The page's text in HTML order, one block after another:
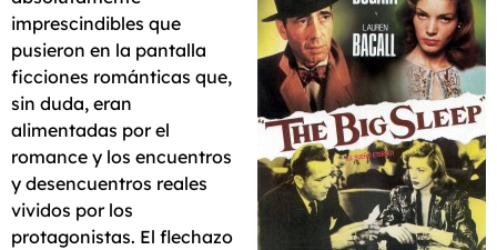
imprescindibles que
pusieron en la pantalla
ficciones románticas que,
sin duda, eran
alimentadas por el
romance y los encuentros
y desencuentros reales
vividos por los
protagonistas. El flechazo